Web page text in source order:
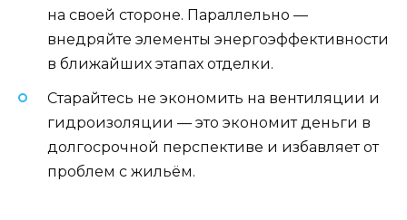
на своей стороне. Параллельно —
внедряйте элементы энергоэффективности
в ближайших этапах отделки.
Старайтесь не экономить на вентиляции и
гидроизоляции — это экономит деньги в
долгосрочной перспективе и избавляет от
проблем с жильём.